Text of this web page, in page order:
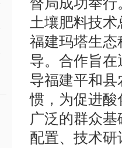
土壤肥料技
福建玛塔生
导。合作旨
导福建平和
惯，为促进
广泛的群众
配置、技术